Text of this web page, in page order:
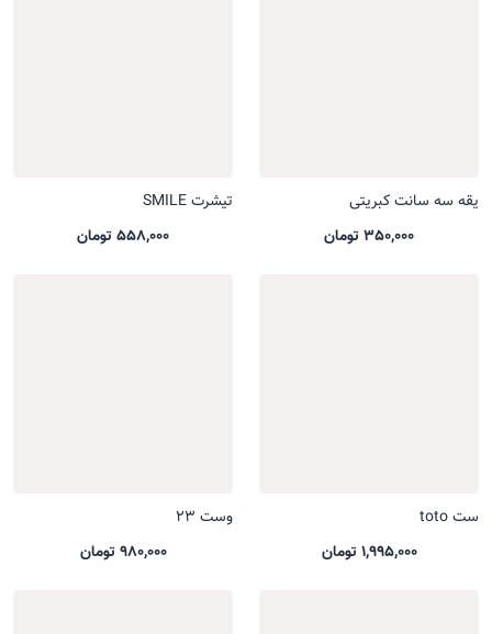
یقه سه سانت کبریتی
350,000 تومان
تیشرت SMILE
558,000 تومان
ست toto
1,995,000 تومان
وست 23
980,000 تومان